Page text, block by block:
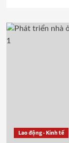
Lao động - Kinh tế